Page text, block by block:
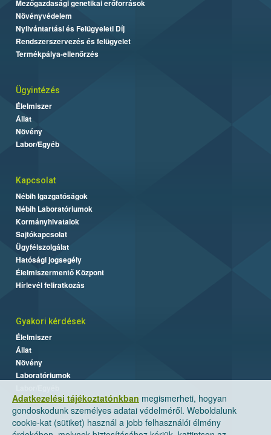
Adatkezelési tájékoztatónkban megismerheti, hogyan
gondoskodunk személyes adatai védelméről. Weboldalunk
cookie-kat (sütiket) használ a jobb felhasználói élmény
Mezőgazdasági genetikai erőforrások
Növényvédelem
Nyilvántartási és Felügyeleti Díj
Rendszerszervezés és felügyelet
Termékpálya-ellenőrzés
Ügyintézés
Élelmiszer
Állat
Növény
Labor/Egyéb
Kapcsolat
Nébih Igazgatóságok
Nébih Laboratóriumok
Kormányhivatalok
Sajtókapcsolat
Ügyfélszolgálat
Hatósági jogsegély
Élelmiszermentő Központ
Hírlevél feliratkozás
Gyakori kérdések
Élelmiszer
Állat
Növény
Laboratóriumok